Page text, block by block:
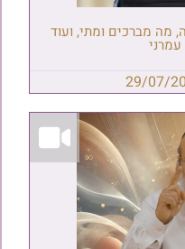
מה מברכים ומתי, ועוד
29/07/